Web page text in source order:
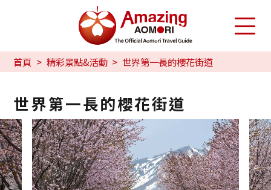
首頁 精彩景點&活動 世界第一長的櫻花街道
世界第一長的櫻花街道